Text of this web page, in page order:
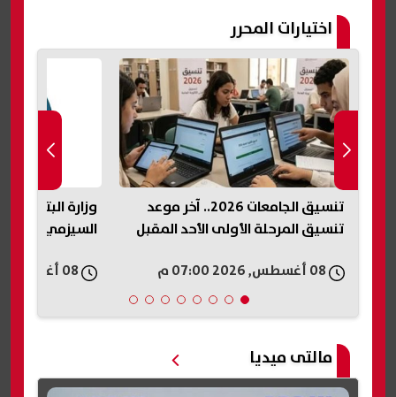
اختيارات المحرر
تنسيق الجامعات 2026.. آخر موعد
تنسيق المرحلة الأولى الأحد المقبل
وزارة البترول
السيزمي في
مالتى ميديا